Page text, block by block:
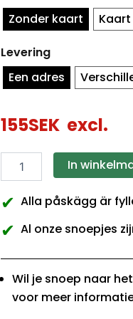
Zonder kaart
Kaart
Levering
Een adres
155SEK excl.
In
✔ Alla påskägg är
✔ Al onze snoepjes
Wil je snoep naar
voor meer